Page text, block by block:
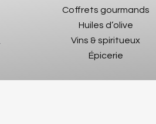
Coffrets gourmands
Huiles d’olive
Vins & spiritueux
Épicerie